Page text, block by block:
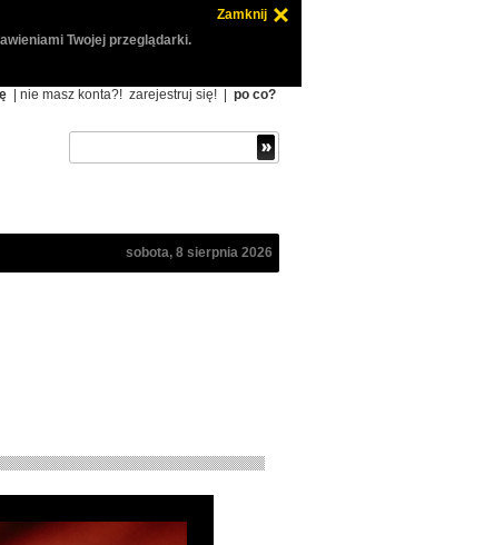
Zamknij
Twojej przeglądarki.
| nie masz konta?! zarejestruj się! po co?
sobota, 8 sierpnia 2026